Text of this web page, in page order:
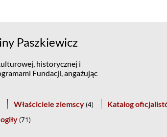
Paszkiewicz
historycznej i
Fundacji, angażując
Właściciele ziemscy (4) Katalog
(71)